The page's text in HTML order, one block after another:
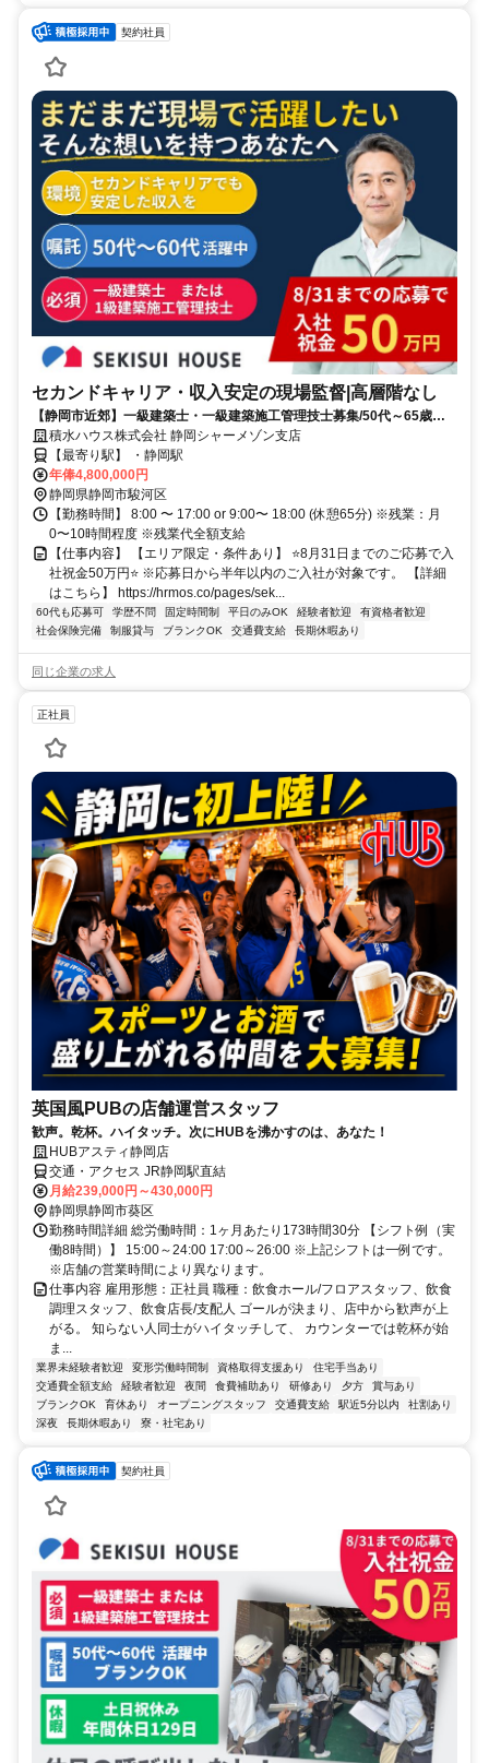
契約社員
セカンドキャリア・収入安定の現場監督|高層階なし
【静岡市近郊】一級建築士・一級建築施工管理技士募集/50代～65歳ま
でのスタッフも活躍中！/経験を次世代へつなぐ仕事
積水ハウス株式会社 静岡シャーメゾン支店
【最寄り駅】 ・静岡駅
年俸4,800,000円
静岡県静岡市駿河区
【勤務時間】 8:00 〜 17:00 or 9:00〜 18:00 (休憩65分) ※残業：月
0〜10時間程度 ※残業代全額支給
【仕事内容】 【エリア限定・条件あり】 ⭐8月31日までのご応募で入
社祝金50万円⭐ ※応募日から半年以内のご入社が対象です。 【詳細
はこちら】 https://hrmos.co/pages/sek...
60代も応募可 学歴不問 固定時間制 平日のみOK 経験者歓迎
有資格者歓迎
社会保険完備
制服貸与 ブランクOK 交通費支給 長期休暇あり
同じ企業の求人
正社員
英国風PUBの店舗運営スタッフ
歓声。乾杯。ハイタッチ。次にHUBを沸かすのは、あなた！
HUBアスティ静岡店
交通・アクセス JR静岡駅直結
月給239,000円～430,000円
静岡県静岡市葵区
勤務時間詳細 総労働時間：1ヶ月あたり173時間30分 【シフト例（実
働8時間）】 15:00～24:00 17:00～26:00 ※上記シフトは一例です。
※店舗の営業時間により異なります。
仕事内容 雇用形態：正社員 職種：飲食ホール/フロアスタッフ、飲食
調理スタッフ、飲食店長/支配人 ゴールが決まり、店中から歓声が上
がる。 知らない人同士がハイタッチして、 カウンターでは乾杯が始
ま...
業界未経験者歓迎 変形労働時間制 資格取得支援あり
住宅手当あり
交通費全額支給
経験者歓迎 夜間 食費補助あり 研修あり 夕方
賞与あり
ブランクOK
育休あり オープニングスタッフ 交通費支給 駅近5分以内
社割あり
深夜
長期休暇あり 寮・社宅あり
契約社員